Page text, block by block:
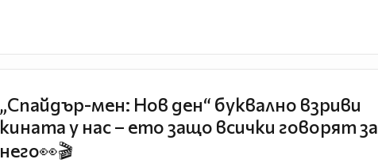
„Спайдър-мен: Нов ден“ буквално взриви
кината у нас – ето защо всички говорят за
него👀🎬